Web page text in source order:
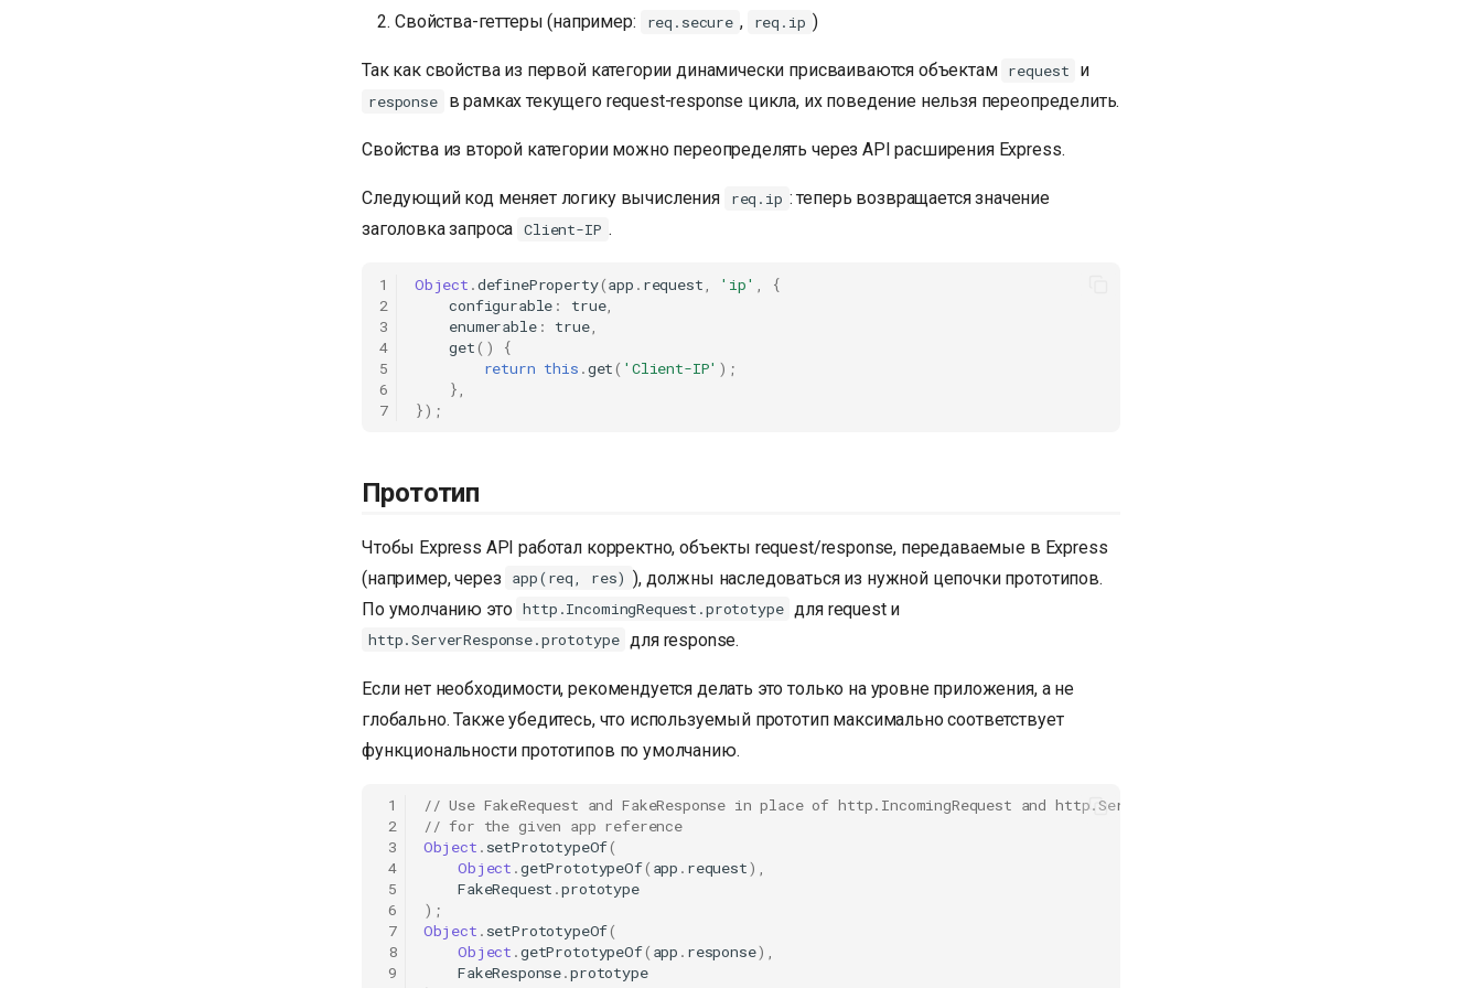
Свойства-геттеры (например: req.secure , req.ip )
Так как свойства из первой категории динамически присваиваются объектам request и
response в рамках текущего request-response цикла, их поведение нельзя переопределить.
Свойства из второй категории можно переопределять через API расширения Express.
Следующий код меняет логику вычисления req.ip : теперь возвращается значение
заголовка запроса Client-IP .
1
2
3
4
5
6
7
Object .defineProperty(app . request, 'ip' ,
{
configurable : true,
enumerable: true,
get()
{
return this .get( 'Client-IP' );
},
});
Прототип
Чтобы Express API работал корректно, объекты request/response, передаваемые в Express
(например, через
app(req, res) ), должны наследоваться из нужной цепочки прототипов.
По умолчанию это http.IncomingRequest.prototype для request и
http.ServerResponse.prototype для response.
Если нет необходимости, рекомендуется делать это только на уровне приложения, а не
глобально. Также убедитесь, что используемый прототип максимально соответствует
функциональности прототипов по умолчанию.
1
2
3
4
5
6
7
8
9
// Use FakeRequest and FakeResponse in place of http.IncomingRequest and http.ServerResponse
// for the given app reference
Object . setPrototypeOf(
Object .getPrototypeOf( app . request),
FakeRequest .prototype
);
Object . setPrototypeOf(
Object .getPrototypeOf( app . response),
FakeResponse.prototype